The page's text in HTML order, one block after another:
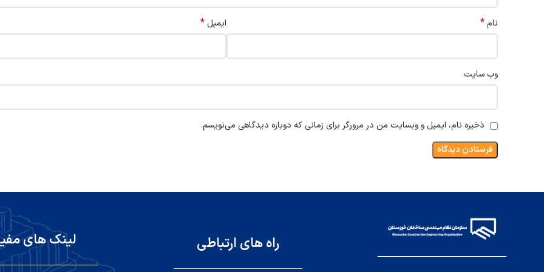
نام* ایمیل *
وب‌ سایت
ذخیره نام، ایمیل و وبسایت من در مرورگر برای زمانی که دوباره دیدگاهی می‌نویسم.
راه های ارتباطی لینک های